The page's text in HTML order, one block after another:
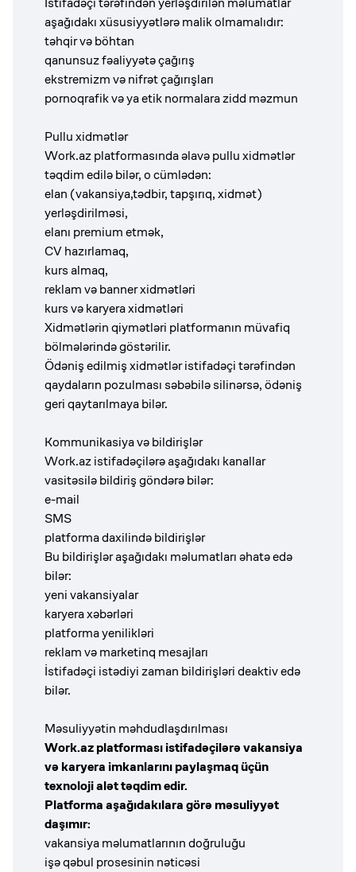
aşağıdakı xüsusiyyətlərə malik olmamalıdır:
təhqir və böhtan
qanunsuz fəaliyyətə çağırış
ekstremizm və nifrət çağırışları
pornoqrafik və ya etik normalara zidd məzmun
Pullu xidmətlər
Work.az platformasında əlavə pullu xidmətlər
təqdim edilə bilər, o cümlədən:
elan (vakansiya,tədbir, tapşırıq, xidmət)
yerləşdirilməsi,
elanı premium etmək,
CV hazırlamaq,
kurs almaq,
reklam və banner xidmətləri
kurs və karyera xidmətləri
Xidmətlərin qiymətləri platformanın müvafiq
bölmələrində göstərilir.
Ödəniş edilmiş xidmətlər istifadəçi tərəfindən
qaydaların pozulması səbəbilə silinərsə, ödəniş
geri qaytarılmaya bilər.
Kommunikasiya və bildirişlər
Work.az istifadəçilərə aşağıdakı kanallar
vasitəsilə bildiriş göndərə bilər:
e-mail
SMS
platforma daxilində bildirişlər
Bu bildirişlər aşağıdakı məlumatları əhatə edə
bilər:
yeni vakansiyalar
karyera xəbərləri
platforma yenilikləri
reklam və marketinq mesajları
İstifadəçi istədiyi zaman bildirişləri deaktiv edə
bilər.
Məsuliyyətin məhdudlaşdırılması
Work.az platforması istifadəçilərə vakansiya
və karyera imkanlarını paylaşmaq üçün
texnoloji alət təqdim edir.
Platforma aşağıdakılara görə məsuliyyət
daşımır:
vakansiya məlumatlarının doğruluğu
işə qəbul prosesinin nəticəsi